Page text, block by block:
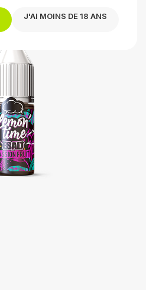
J'AI MOINS DE 18 ANS